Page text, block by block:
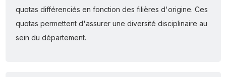
quotas différenciés en fonction des filières d'origine. Ces
quotas permettent d'assurer une diversité disciplinaire au
sein du département.